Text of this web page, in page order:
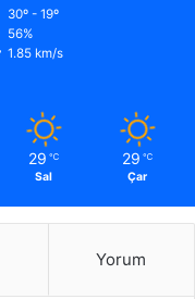
30º - 19º
56%
1.85 km/s
29 ℃
Sal
29 ℃
Çar
Yorum